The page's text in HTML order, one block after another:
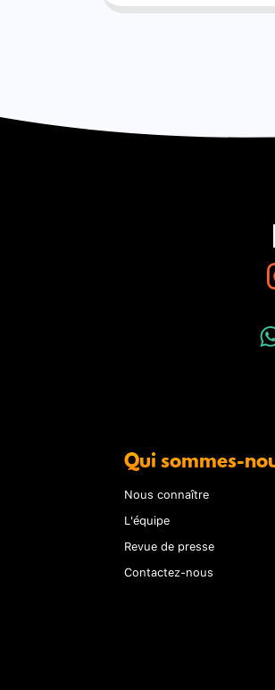
Qui sommes-
Nous connaître
L'équipe
Revue de presse
Contactez-nous